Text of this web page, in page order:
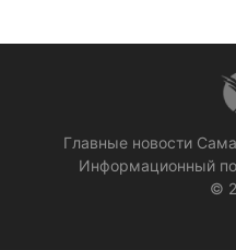
Главные новости
Информационный
©